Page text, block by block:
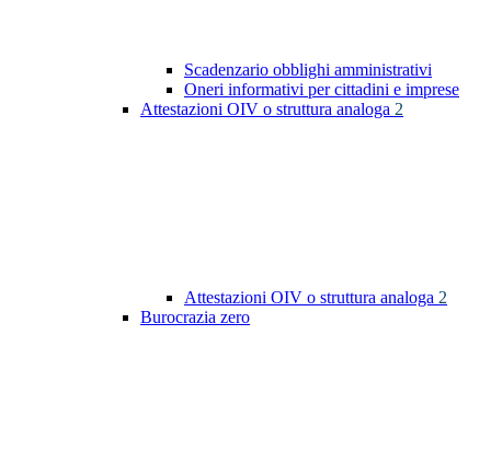
Scadenzario obblighi amministrativi
Oneri informativi per cittadini e imprese
Attestazioni OIV o struttura analoga 2
Attestazioni OIV o struttura analoga 2
Burocrazia zero